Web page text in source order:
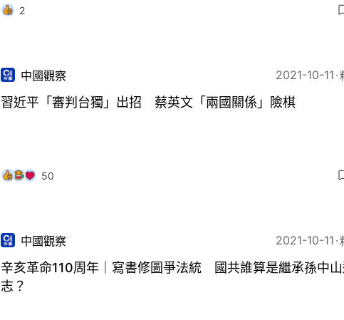
2
中國觀察 2021-10-11
習近平「審判台獨」出招 蔡英文「兩國關係」險棋
50
中國觀察 2021-10-11
辛亥革命110周年｜寫書修圖爭法統 國共誰算是繼承孫中
志？